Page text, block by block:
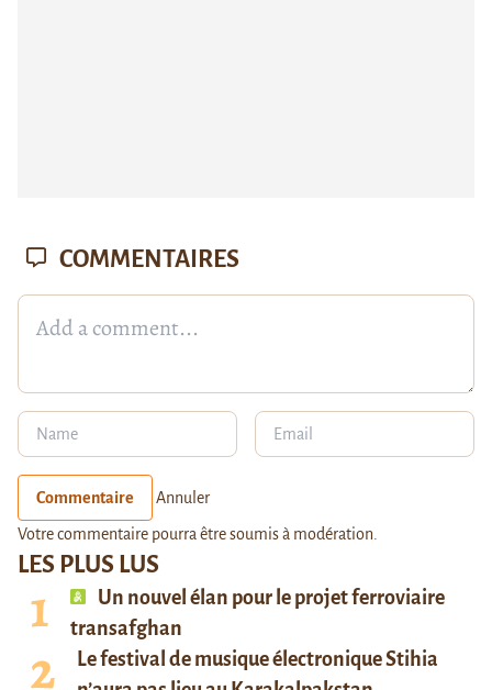
LES PLUS LUS
Un nouvel élan pour le projet ferroviaire
transafghan
Le festival de musique électronique Stihia
COMMENTAIRES
Commentaire Annuler
Votre commentaire pourra être soumis à modération.